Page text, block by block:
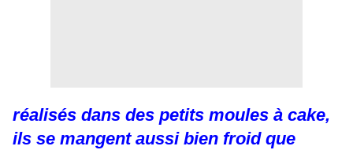
réalisés dans des petits moules à cake,
ils se mangent aussi bien froid que